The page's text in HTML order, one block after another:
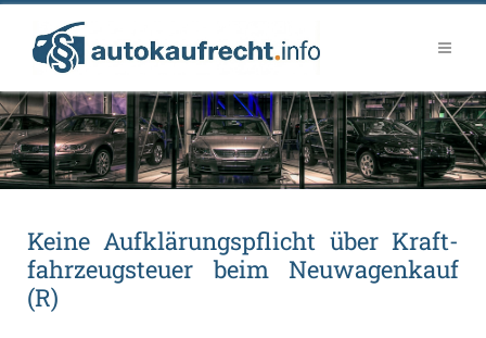
Kei­ne Auf­klä­rungs­pflicht über Kraft­
fahr­zeug­steu­er beim Neu­wa­gen­kauf
(R)